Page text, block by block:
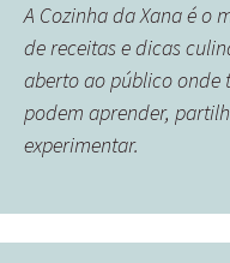
A Cozinha da Xana é o
de receitas e dicas
aberto ao público onde
podem aprender,
experimentar.